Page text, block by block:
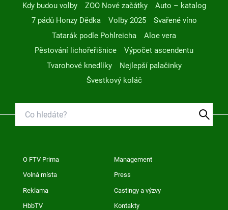
Kdy budou volby
ZOO Nové začátky
Auto – katalog
7 pádů Honzy Dědka
Volby 2025
Svařené víno
Tatarák podle Pohlreicha
Aloe vera
Pěstování lichořeřišnice
Výpočet ascendentu
Tvarohové knedlíky
Nejlepší palačinky
Švestkový koláč
O FTV Prima Management
Volná místa Press
Reklama Castingy a výzvy
HbbTV Kontakty